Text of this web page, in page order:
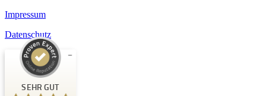
Impressum
Datenschutz
SEHR GUT
Kundenbewertungen und Erfahrungen zu
Schloss-Schule Kirchberg